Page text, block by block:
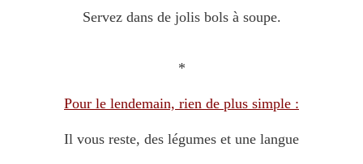
Servez dans de jolis bols à soupe.
*
Pour le lendemain, rien de plus simple :
Il vous reste, des légumes et une langue